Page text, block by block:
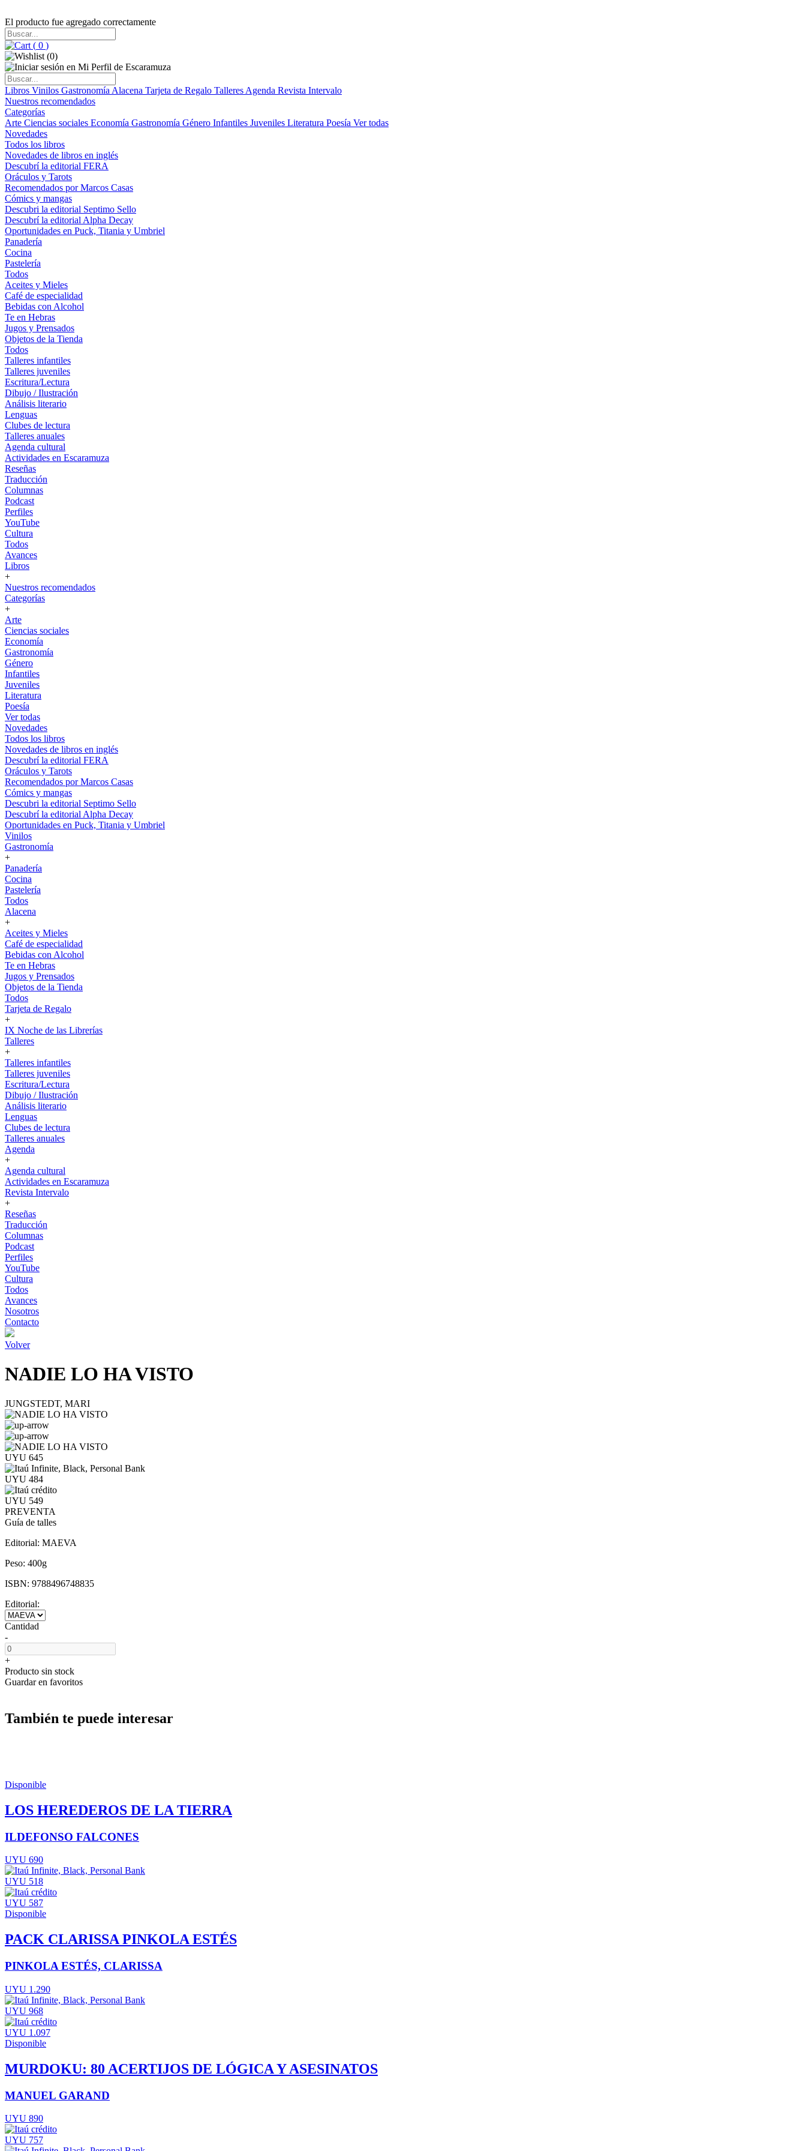
El producto fue agregado correctamente
( 0 )
(0)
Libros Vinilos Gastronomía Alacena Tarjeta de Regalo Talleres Agenda Revista Intervalo
Nuestros recomendados
Categorías
Arte Ciencias sociales Economía Gastronomía Género Infantiles Juveniles Literatura Poesía Ver todas
Novedades
Todos los libros
Novedades de libros en inglés
Descubrí la editorial FERA
Oráculos y Tarots
Recomendados por Marcos Casas
Cómics y mangas
Descubri la editorial Septimo Sello
Descubrí la editorial Alpha Decay
Oportunidades en Puck, Titania y Umbriel
Panadería
Cocina
Pastelería
Todos
Aceites y Mieles
Café de especialidad
Bebidas con Alcohol
Te en Hebras
Jugos y Prensados
Objetos de la Tienda
Todos
Talleres infantiles
Talleres juveniles
Escritura/Lectura
Dibujo / Ilustración
Análisis literario
Lenguas
Clubes de lectura
Talleres anuales
Agenda cultural
Actividades en Escaramuza
Reseñas
Traducción
Columnas
Podcast
Perfiles
YouTube
Cultura
Todos
Avances
Libros
+
Nuestros recomendados
Categorías
+
Arte
Ciencias sociales
Economía
Gastronomía
Género
Infantiles
Juveniles
Literatura
Poesía
Ver todas
Novedades
Todos los libros
Novedades de libros en inglés
Descubrí la editorial FERA
Oráculos y Tarots
Recomendados por Marcos Casas
Cómics y mangas
Descubri la editorial Septimo Sello
Descubrí la editorial Alpha Decay
Oportunidades en Puck, Titania y Umbriel
Vinilos
Gastronomía
+
Panadería
Cocina
Pastelería
Todos
Alacena
+
Aceites y Mieles
Café de especialidad
Bebidas con Alcohol
Te en Hebras
Jugos y Prensados
Objetos de la Tienda
Todos
Tarjeta de Regalo
+
IX Noche de las Librerías
Talleres
+
Talleres infantiles
Talleres juveniles
Escritura/Lectura
Dibujo / Ilustración
Análisis literario
Lenguas
Clubes de lectura
Talleres anuales
Agenda
+
Agenda cultural
Actividades en Escaramuza
Revista Intervalo
+
Reseñas
Traducción
Columnas
Podcast
Perfiles
YouTube
Cultura
Todos
Avances
Nosotros
Contacto
Volver
NADIE LO HA VISTO
JUNGSTEDT, MARI
UYU 645
UYU 484
UYU 549
PREVENTA
Guía de talles
Editorial: MAEVA
Peso: 400g
ISBN: 9788496748835
Editorial:
Cantidad
-
+
Producto sin stock
Guardar en favoritos
También te puede interesar
Disponible
LOS HEREDEROS DE LA TIERRA
ILDEFONSO FALCONES
UYU 690
UYU 518
UYU 587
Disponible
PACK CLARISSA PINKOLA ESTÉS
PINKOLA ESTÉS, CLARISSA
UYU 1.290
UYU 968
UYU 1.097
Disponible
MURDOKU: 80 ACERTIJOS DE LÓGICA Y ASESINATOS
MANUEL GARAND
UYU 890
UYU 757